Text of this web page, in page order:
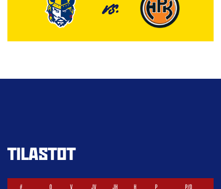
VS.
TILASTOT
# O V JV JH H P P/O